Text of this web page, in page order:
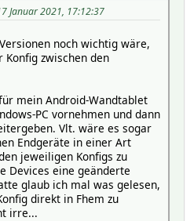
Januar 2021, 17:12:37
noch wichtig wäre,
zwischen den
mein Android-Wandtablet
PC vornehmen und dann
Vlt. wäre es sogar
Endgeräte in einer Art
jeweiligen Konfigs zu
Devices eine geänderte
glaub ich mal was gelesen,
direkt in Fhem zu
irre...